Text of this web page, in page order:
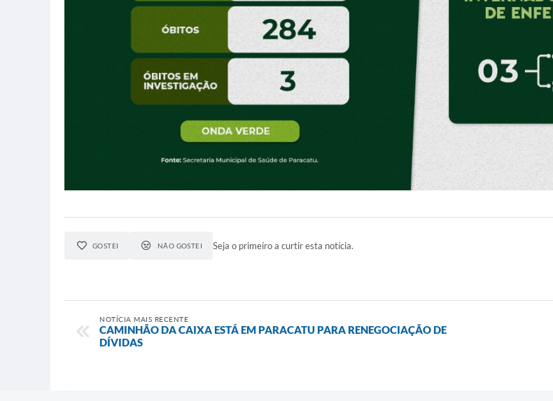
GOSTEI NÃO GOSTEI Seja o primeiro a curtir esta notícia.
NOTÍCIA MAIS RECENTE
CAMINHÃO DA CAIXA ESTÁ EM PARACATU PARA RENEGOCIAÇÃO DE
DÍVIDAS